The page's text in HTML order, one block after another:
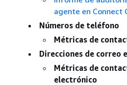
agente en Connect
Números de teléfono
Métricas de
Direcciones de correo
Métricas de
electrónico